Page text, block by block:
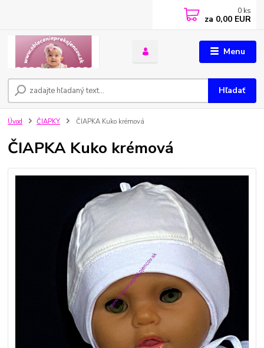
Menu
Hľadať
0 ks
za 0,00 EUR
Úvod ČIAPKY ČIAPKA Kuko krémová
ČIAPKA Kuko krémová